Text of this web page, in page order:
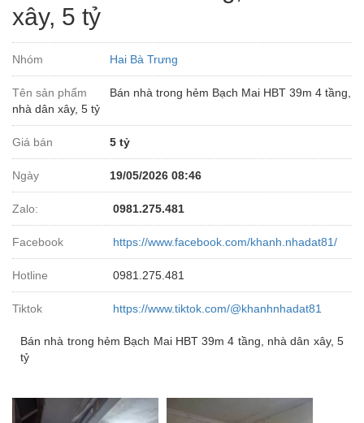
videos
Tìm
kiếm
Đăng
nhập
xây, 5 tỷ
Nhóm Hai Bà Trưng
Tên sản phẩm
Bán nhà trong hẻm Bạch Mai HBT 39m 4 tầng,
nhà dân xây, 5 tỷ
Giá bán 5 tỷ
Ngày 19/05/2026 08:46
Zalo: 0981.275.481
Facebook https://www.facebook.com/khanh.nhadat81/
Hotline 0981.275.481
Tiktok https://www.tiktok.com/@khanhnhadat81
Bán nhà trong hẻm Bạch Mai HBT 39m 4 tầng, nhà dân xây, 5
tỷ